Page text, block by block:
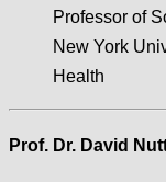
Professor of
New York
Health
Prof. Dr. David